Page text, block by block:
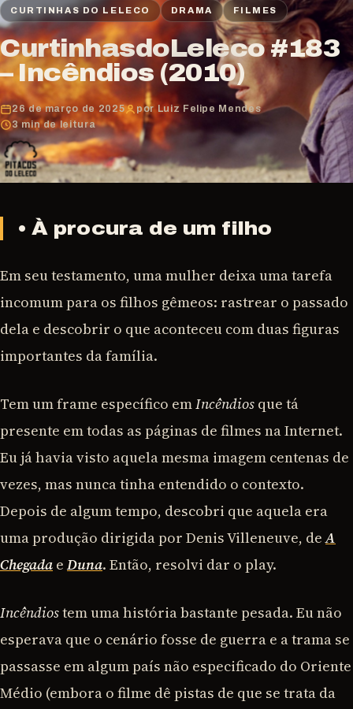
CURTINHAS DO LELECO DRAMA FILMES
CurtinhasdoLeleco #183
– Incêndios (2010)
26 de março de 2025
por Luiz Felipe Mendes
3 min de leitura
• À procura de um filho
Em seu testamento, uma mulher deixa uma tarefa
incomum para os filhos gêmeos: rastrear o passado
dela e descobrir o que aconteceu com duas figuras
importantes da família.
Tem um frame específico emIncêndios que tá
presente em todas as páginas de filmes na Internet.
Eu já havia visto aquela mesma imagem centenas de
vezes, mas nunca tinha entendido o contexto.
Depois de algum tempo, descobri que aquela era
uma produção dirigida por Denis Villeneuve, deA
Chegada e Duna. Então, resolvi dar o play.
Incêndiostem uma história bastante pesada. Eu não
esperava que o cenário fosse de guerra e a trama se
passasse em algum país não especificado do Oriente
Médio (embora o filme dê pistas de que se trata da